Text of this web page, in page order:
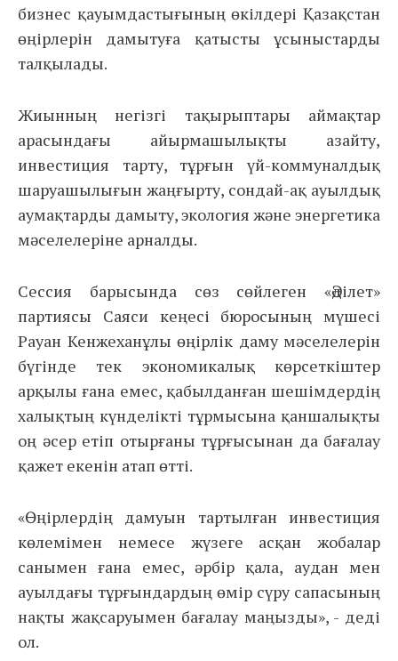
бизнес қауымдастығының өкілдері Қазақстан
өңірлерін дамытуға қатысты ұсыныстарды
талқылады.
Жиынның негізгі тақырыптары аймақтар
арасындағы айырмашылықты азайту,
инвестиция тарту, тұрғын үй-коммуналдық
шаруашылығын жаңғырту, сондай-ақ ауылдық
аумақтарды дамыту, экология және энергетика
мәселелеріне арналды.
Сессия барысында сөз сөйлеген «Әділет»
партиясы Саяси кеңесі бюросының мүшесі
Рауан Кенжеханұлы өңірлік даму мәселелерін
бүгінде тек экономикалық көрсеткіштер
арқылы ғана емес, қабылданған шешімдердің
халықтың күнделікті тұрмысына қаншалықты
оң әсер етіп отырғаны тұрғысынан да бағалау
қажет екенін атап өтті.
«Өңірлердің дамуын тартылған инвестиция
көлемімен немесе жүзеге асқан жобалар
санымен ғана емес, әрбір қала, аудан мен
ауылдағы тұрғындардың өмір сүру сапасының
нақты жақсаруымен бағалау маңызды», - деді
ол.